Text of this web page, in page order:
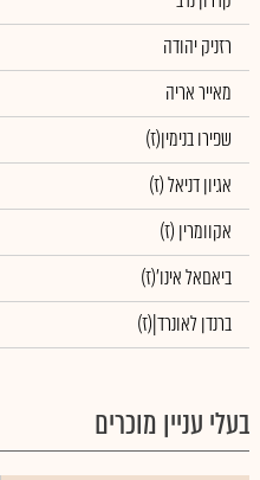
רזניק יהודה
מאייר אריה
(שפירו בנימין(ז
(אגיון דניאל (ז
(אקוומרין (ז
(ביאםאל אינו'(ז
(ברנדן לאונרד|(ז
בעלי עניין מוכרים